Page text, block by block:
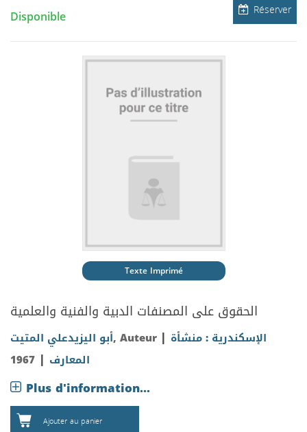
Réserver
Disponible
Texte Imprimé
الحقوق على المصنفات الدبية والفنية والعلمية
أبو اليزيدعلي المتيت, Auteur | الإسكندرية : منشأة
المعارف |
1967
Plus d'information...
Ajouter au panier